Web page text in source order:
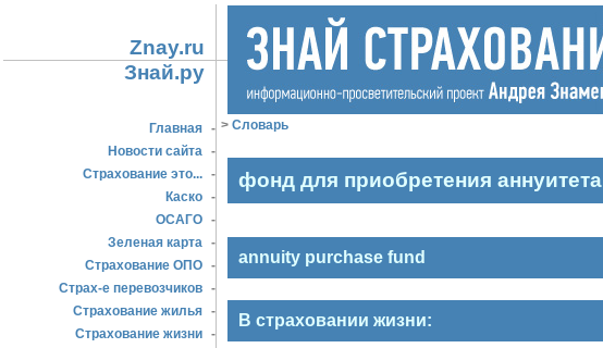
Znay.ru
Знай.ру
Главная -
Новости сайта -
Страхование это... -
Каско -
ОСАГО -
Зеленая карта -
Страхование ОПО -
Страх-е перевозчиков -
Страхование жилья -
Страхование жизни -
> Словарь
фонд для приобретения аннуитета
annuity purchase fund
В страховании жизни: